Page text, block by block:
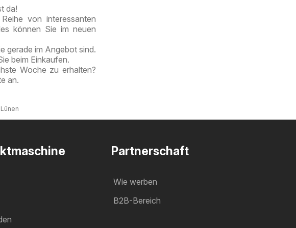
entdecken!
da!
von interessanten
können Sie im neuen
gerade im Angebot sind.
beim Einkaufen.
Woche zu erhalten?
an.
Partnerschaft
Wie werben
B2B-Bereich